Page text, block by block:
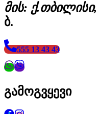
მის:
ბ.
555 13 43 43
გამოგვყევი